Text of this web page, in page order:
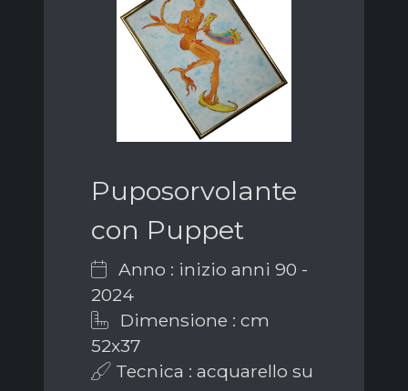
Puposorvolante
con Puppet
Anno : inizio anni 90 -
2024
Dimensione : cm
52x37
Tecnica : acquarello su